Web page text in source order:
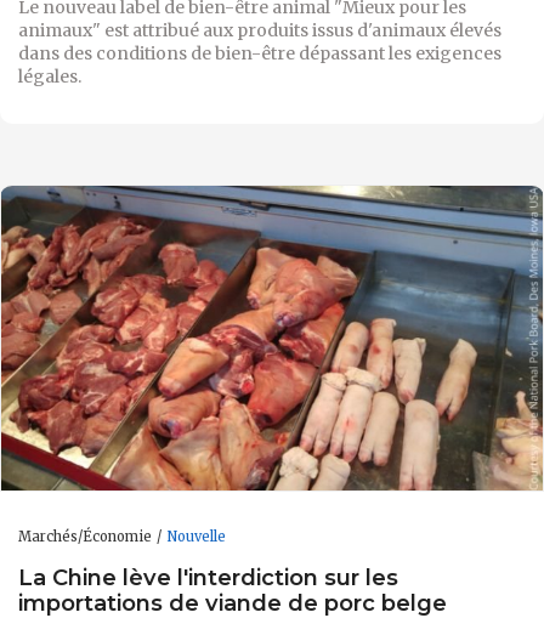
Le nouveau label de bien-être animal "Mieux pour les
animaux" est attribué aux produits issus d'animaux élevés
dans des conditions de bien-être dépassant les exigences
légales.
Marchés/Économie Nouvelle
La Chine lève l'interdiction sur les
importations de viande de porc belge